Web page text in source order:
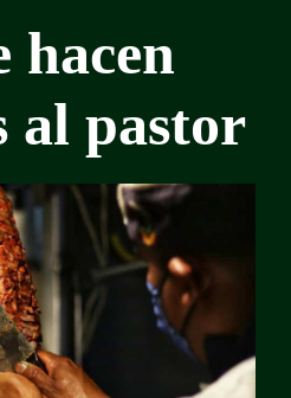
hacen
al pastor